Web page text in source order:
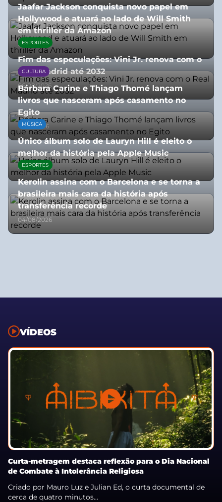
Jaafar Jackson conquista novo papel em
Hollywood e atuará ao lado de Will Smith
em thriller da Amazon
06/08/2026
ESPORTES
Fim das especulações: Vini Jr. renova com o
Real Madrid até 2032
06/08/2026
CULTURA
Bárbara Carine e Thiago Thomé lançam
livros que nasceram após casamento no
Egito
10/07/2026
MÚSICA
Único álbum solo de Lauryn Hill é eleito o
melhor da história pela Apple Music
06/08/2026
ESPORTES
Kerolin assina com o Barcelona e se torna a
brasileira mais cara da história após
transferência recorde
04/08/2026
VÍDEOS
Curta-metragem destaca reflexão para o Dia Nacional
de Combate à Intolerância Religiosa
Criado por Mauro Luz e Julian Ed, o curta documental de
cerca de quatro minutos...